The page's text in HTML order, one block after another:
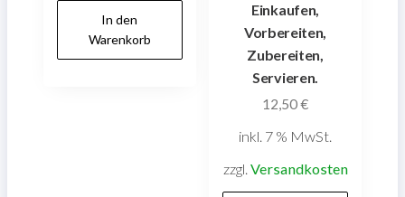
In den
Warenkorb
Einkaufen,
Vorbereiten,
Zubereiten,
Servieren.
12,50€
inkl. 7 % MwSt.
zzgl. Versandkosten